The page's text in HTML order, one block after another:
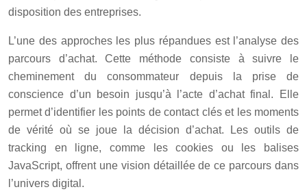
disposition des entreprises.
L’une des approches les plus répandues est l’analyse des
parcours d’achat. Cette méthode consiste à suivre le
cheminement du consommateur depuis la prise de
conscience d’un besoin jusqu’à l’acte d’achat final. Elle
permet d’identifier les points de contact clés et les moments
de vérité où se joue la décision d’achat. Les outils de
tracking en ligne, comme les cookies ou les balises
JavaScript, offrent une vision détaillée de ce parcours dans
l’univers digital.